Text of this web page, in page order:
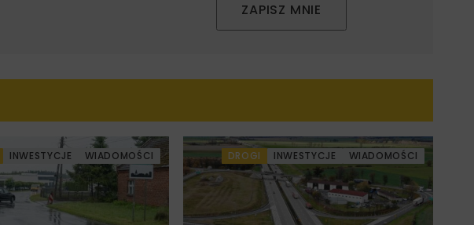
ZAPISZ MNIE
INWESTYCJE WIADOMOŚCI DROGI INWESTYCJE WIADOMOŚCI